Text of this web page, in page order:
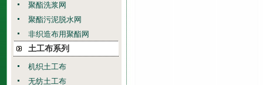
聚酯洗浆网
聚酯污泥脱水网
非织造布用聚酯网
土工布系列
机织土工布
无纺土工布